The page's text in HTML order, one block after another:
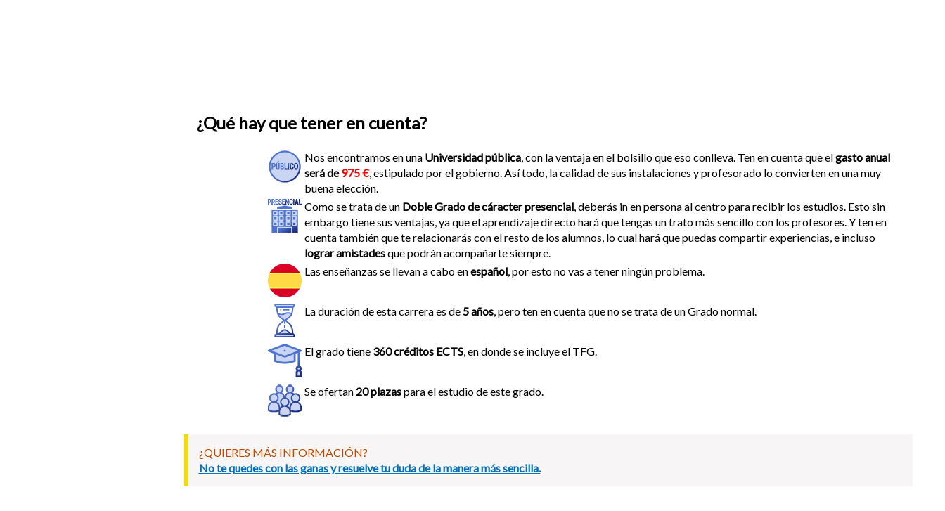
¿Qué hay que tener en cuenta?
Nos encontramos en una Universidad pública , con la ventaja en el bolsillo que eso conlleva. Ten en cuenta que elgasto anual
será de975 € , estipulado por el gobierno. Así todo, la calidad de sus instalaciones y profesorado lo convierten en una muy
buena elección.
Como se trata de un Doble Grado de cáracter presencial , deberás in en persona al centro para recibir los estudios. Esto sin
embargo tiene sus ventajas, ya que el aprendizaje directo hará que tengas un trato más sencillo con los profesores. Y ten en
cuenta también que te relacionarás con el resto de los alumnos, lo cual hará que puedas compartir experiencias, e incluso
lograr amistadesque podrán acompañarte siempre.
Las enseñanzas se llevan a cabo enespañol , por esto no vas a tener ningún problema.
La duración de esta carrera es de 5 años , pero ten en cuenta que no se trata de un Grado normal.
El grado tiene 360 créditos ECTS , en donde se incluye el TFG.
Se ofertan 20 plazaspara el estudio de este grado.
¿QUIERES MÁS INFORMACIÓN?
No te quedes con las ganas y resuelve tu duda de la manera más sencilla.